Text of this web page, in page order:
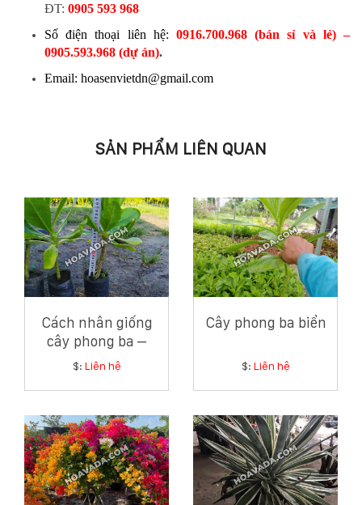
ĐT: 0905 593 968
Số điện thoại liên hệ: 0916.700.968 (bán sỉ và lẻ) –
0905.593.968 (dự án).
Email: hoasenvietdn@gmail.com
SẢN PHẨM LIÊN QUAN
Cách nhân giống
cây phong ba –
Hướng dẫn chi tiết
$: Liên hệ
Cây phong ba biển
$: Liên hệ